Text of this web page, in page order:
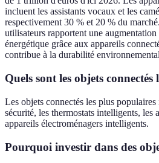
incluent les assistants vocaux et les
respectivement 30 % et 20 % du
utilisateurs rapportent une
énergétique grâce aux appareils
contribue à la durabilité
Quels sont les objets
Les objets connectés les plus
sécurité, les thermostats intelligents, les
appareils électroménagers intelligents.
Pourquoi investir dans des